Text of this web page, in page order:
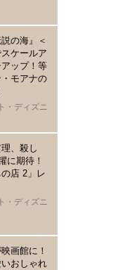
説の海』＜
ケールア
ップ！等
モアナの
・ディズニ
、殺し
に期待！
の店 2」レ
・ディズニ
画館に！
おしゃれ